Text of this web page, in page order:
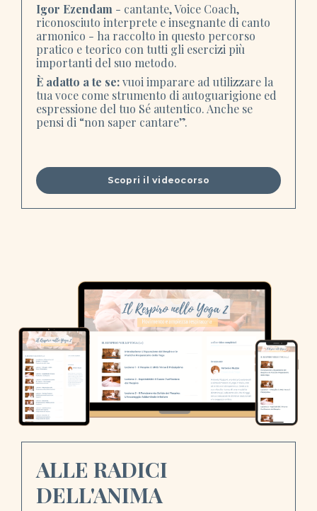
Igor Ezendam - cantante, Voice Coach,
riconosciuto interprete e insegnante di canto
armonico - ha raccolto in questo percorso
pratico e teorico con tutti gli esercizi più
importanti del suo metodo.
È adatto a te se:vuoi imparare ad utilizzare la
tua voce come strumento di autoguarigione ed
espressione del tuo Sé autentico. Anche se
pensi di “non saper cantare”.
Scopri il videocorso
ALLE RADICI
DELL'ANIMA